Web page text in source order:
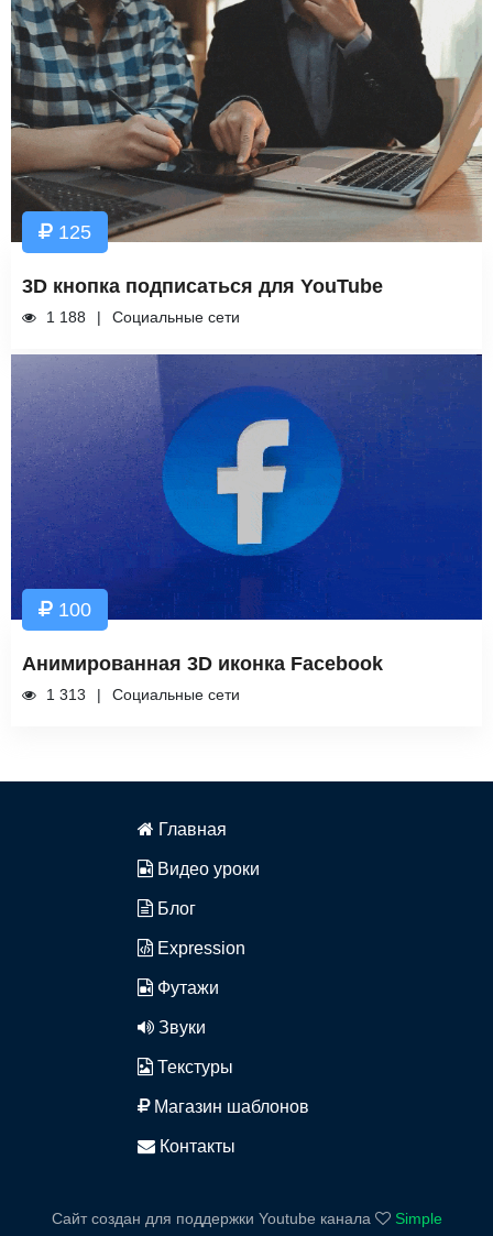
125
3D кнопка подписаться для YouTube
1 188 Социальные сети
100
Анимированная 3D иконка Facebook
1 313 Социальные сети
Главная
Видео уроки
Блог
Expression
Футажи
Звуки
Текстуры
Магазин шаблонов
Контакты
Сайт создан для поддержки Youtube канала
Simple